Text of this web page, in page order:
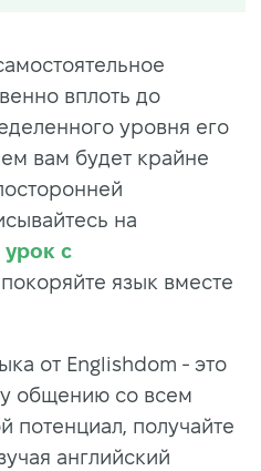
вплоть до
уровня его
вам будет крайне
на
с
язык вместе
от Englishdom - это
общению со всем
потенциал, получайте
английский